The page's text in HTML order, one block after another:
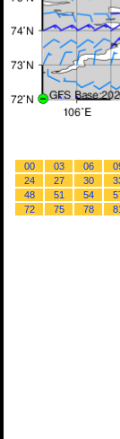
00 03 06
24
27 30
48
51 54
72
75 78